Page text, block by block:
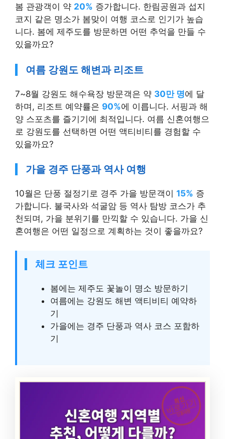
봄 관광객이 약 20% 증가합니다. 한림공원과 섭지
코지 같은 명소가 봄맞이 여행 코스로 인기가 높습
니다. 봄에 제주도를 방문하면 어떤 추억을 만들 수
있을까요?
여름 강원도 해변과 리조트
7~8월 강원도 해수욕장 방문객은 약 30만 명에 달
하며, 리조트 예약률은 90%에 이릅니다. 서핑과 해
양 스포츠를 즐기기에 최적입니다. 여름 신혼여행으
로 강원도를 선택하면 어떤 액티비티를 경험할 수
있을까요?
가을 경주 단풍과 역사 여행
10월은 단풍 절정기로 경주 가을 방문객이 15% 증
가합니다. 불국사와 석굴암 등 역사 탐방 코스가 추
천되며, 가을 분위기를 만끽할 수 있습니다. 가을 신
혼여행은 어떤 일정으로 계획하는 것이 좋을까요?
체크 포인트
봄에는 제주도 꽃놀이 명소 방문하기
여름에는 강원도 해변 액티비티 예약하
기
가을에는 경주 단풍과 역사 코스 포함하
기
최신
바로가기
신혼여행